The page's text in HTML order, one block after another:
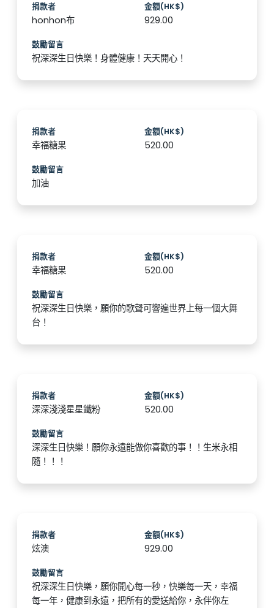
捐款者
honhon布
金額(HK$)
929.00
鼓勵留言
祝深深生日快樂！身體健康！天天開心！
捐款者
幸福糖果
金額(HK$)
520.00
鼓勵留言
加油
捐款者
幸福糖果
金額(HK$)
520.00
鼓勵留言
祝深深生日快樂，願你的歌聲可響遍世界上每一個大舞
台！
捐款者
深深淺淺星星鐵粉
金額(HK$)
520.00
鼓勵留言
深深生日快樂！願你永遠能做你喜歡的事！！生米永相
隨！！！
捐款者
炫澳
金額(HK$)
929.00
鼓勵留言
祝深深生日快樂，願你開心每一秒，快樂每一天，幸福
每一年，健康到永遠，把所有的愛送給你，永伴你左